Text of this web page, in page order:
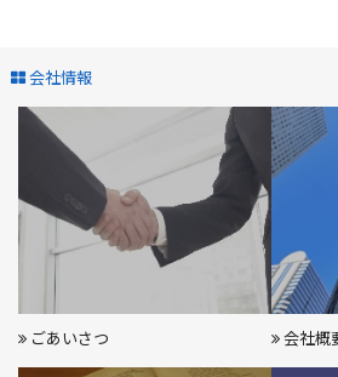
会社情報
ごあいさつ 会社概